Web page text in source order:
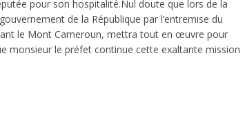
pour son hospitalité.Nul doute que lors de la
de la République par l’entremise du
le Mont Cameroun, mettra tout en œuvre pour
monsieur le préfet continue cette exaltante mission